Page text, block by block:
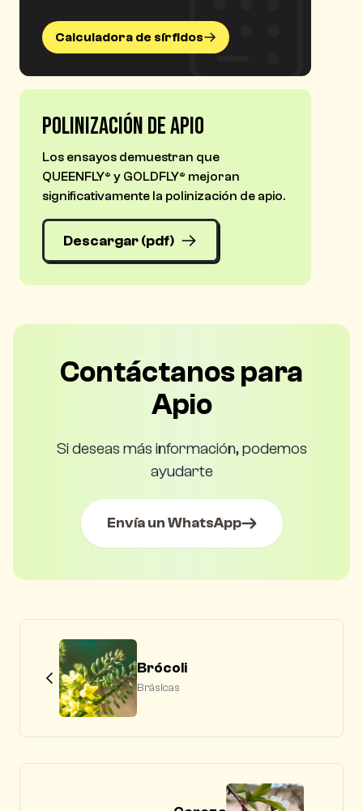
Calculadora de sírfidos
Polinización de apio
Los ensayos demuestran que
QUEENFLY® y GOLDFLY® mejoran
significativamente la polinización de apio.
Descargar (pdf)
Contáctanos para
Apio
Si deseas más información, podemos
ayudarte
Envía un WhatsApp
Brócoli
Brásicas